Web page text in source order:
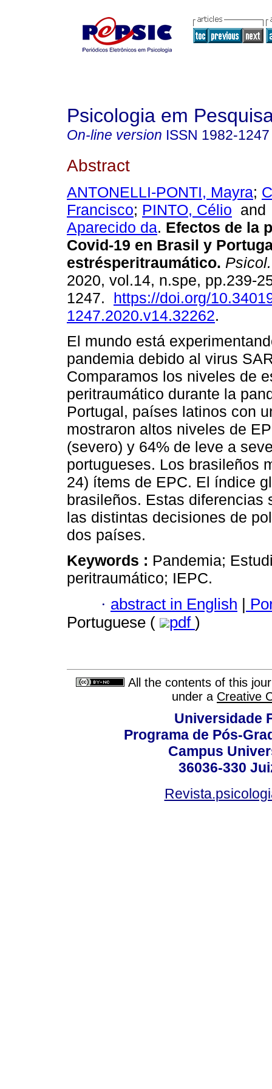
Psicologia em
On-line version ISSN 1982-1247
Abstract
ANTONELLI-PONTI, Mayra;
Francisco; PINTO, Célio
Aparecido da. Efectos de la
Covid-19 en Brasil y
estrésperitraumático.
2020, vol.14, n.spe, pp.239-
1247. https://doi.org/
1247.2020.v14.32262.
El mundo está
pandemia debido al virus
Comparamos los niveles de
peritraumático durante la
Portugal, países latinos con
mostraron altos niveles de
(severo) y 64% de leve a
portugueses. Los brasileños
24) ítems de EPC. El índice
brasileños. Estas diferencias
las distintas decisiones de
dos países.
Keywords : Pandemia;
peritraumático; IEPC.
· abstract in English |
Portuguese (
pdf )
All the contents of this
under a Creative
Universidade
Programa de Pós-
Campus
36036-330